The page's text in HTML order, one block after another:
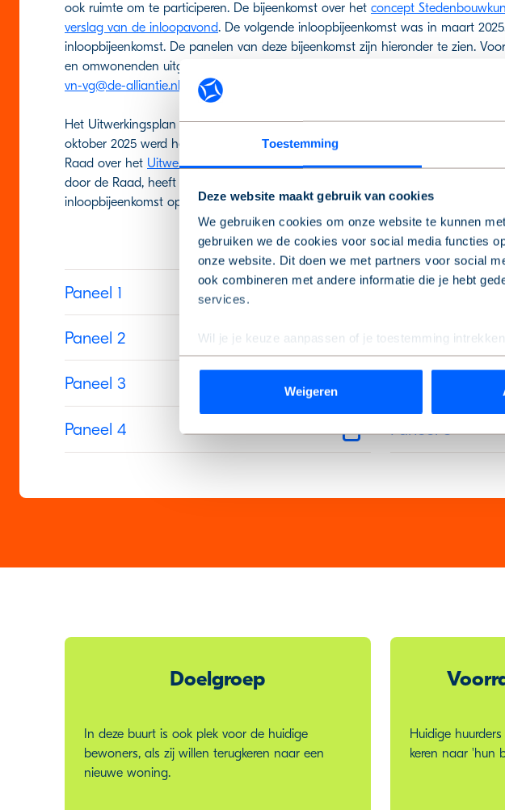
Toestemming
Deze website maakt gebruik van cookies
We gebruiken cookies om onze website te kunnen
gebruiken we de cookies voor social media functies
onze website. Dit doen we met partners voor social
ook combineren met andere informatie die je hebt
services.
Wil je je keuze aanpassen of je toestemming
de pagina.
We werken samen met9 derden die uw gegevens
Weigeren
ook ruimte om te participeren. De bijeenkomst over het concept
verslag van de inloopavond. De volgende inloopbijeenkomst was in maart
inloopbijeenkomst. De panelen van deze bijeenkomst zijn hieronder te zien.
en omwonenden uitgenodigd. Wil je ook worden uitgenodigd voor de
vn-vg@de-alliantie.nl
Het Uitwerkingsplan is na de zomer van 2025 voorgelegd door de gemeente
oktober 2025 werd het voorstel besproken door Raadscommissie Omgeving en
Raad over het Uitwerkingsvoorstel(inclusief voorlopig inrichtingsplan). Nu het
door de Raad, heeft de Alliantie de bewoners, omwonenden en andere
inloopbijeenkomst op 1 december over het concept Definitief Ontwerp. Lees
Paneel 1
Paneel 2
Paneel 3
Paneel 4
Paneel 5
Paneel 6
Paneel 8
Doelgroep
In deze buurt is ook plek voor de huidige
bewoners, als zij willen terugkeren naar een
nieuwe woning.
Huidige
keren naar 'hun